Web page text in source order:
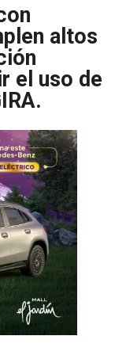
altos
el uso de